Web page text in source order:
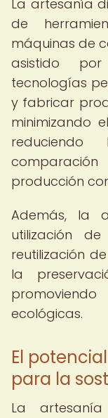
La artesanía
de
máquinas de
asistido
tecnologías
y fabricar
minimizando
producción
Además, la
utilización
reutilización
la
ecológicas.
El
para la
La